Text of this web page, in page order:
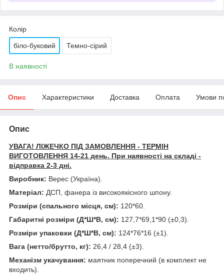
Колір
біло-буковий Темно-сірий
В наявності
Опис Характеристики Доставка Оплата Умови
Опис
УВАГА! ЛІЖЕЧКО ПІД ЗАМОВЛЕННЯ - ТЕРМІН
ВИГОТОВЛЕННЯ 14-21 день. При наявності на складі -
відправка 2-3 дні.
Виробник: Верес (Україна).
Матеріал: ДСП, фанера із високоякісного шпону.
Розміри (спального місця, см): 120*60.
Габаритні розміри (Д*Ш*В, см): 127,7*69,1*90 (±0,3).
Розміри упаковки (Д*Ш*В, см): 124*76*16 (±1).
Вага (нетто/брутто, кг): 26,4 / 28,4 (±3).
Механізм укачування: маятник поперечний (в комплект не
входить).